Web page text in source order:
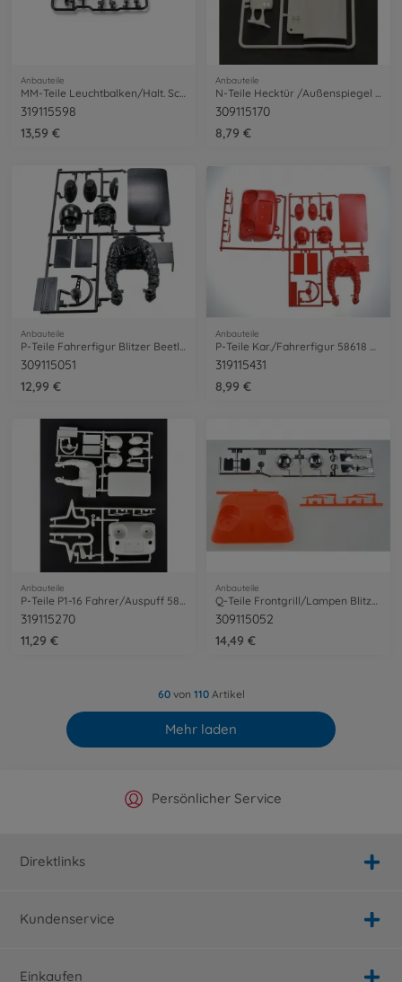
Anbauteile
319115598
13,59 €
Anbauteile
309115170
8,79 €
Anbauteile
P-Teile Fahrerfigur Blitzer Beetle 58122
309115051
12,99 €
Anbauteile
P-Teile Kar./Fahrerfigur 58618 Mt.Beetl.
319115431
8,99 €
Anbauteile
319115270
11,29 €
Anbauteile
309115052
14,49 €
60von 110Artikel
Mehr laden
Offizieller Hersteller Shop
Persönlicher Service
Versandkostenfrei ab 25€
Schnelle Lieferung
Direktlinks
Kundenservice
Einkaufen